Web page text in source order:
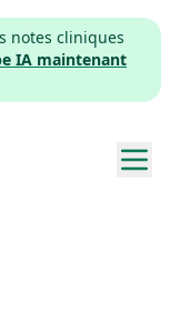
notes cliniques
IA maintenant